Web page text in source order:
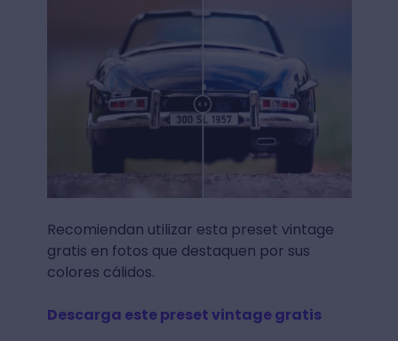
Recomiendan utilizar esta preset vintage
gratis en fotos que destaquen por sus
colores cálidos.
Descarga este preset vintage gratis